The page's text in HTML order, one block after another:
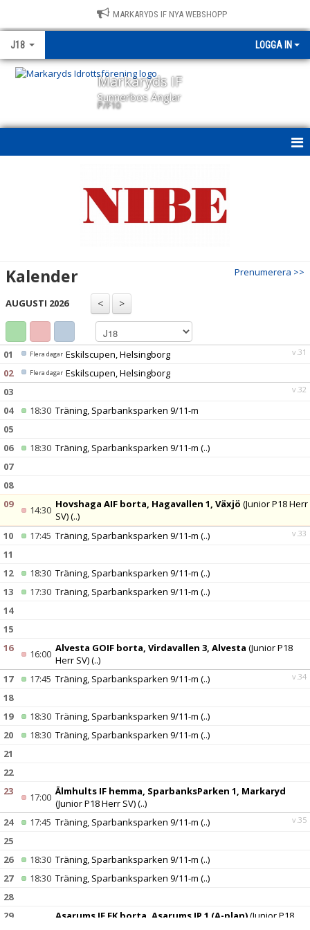
MARKARYDS IF NYA WEBSHOPP
J18 LOGGA IN
Markaryds IF
Sunnerbos Änglar
P/F10
MATCHER
BILDGALLERI
DOKUMENT
Prenumerera >>
Kalender
AUGUSTI 2026
v.31
01 Flera dagar Eskilscupen, Helsingborg
02
Flera dagar Eskilscupen, Helsingborg
v.32
03
04
18:30 Träning, Sparbanksparken 9/11-m
05
06
18:30 Träning, Sparbanksparken 9/11-m (..)
07
08
09
14:30 Hovshaga AIF borta, Hagavallen 1, Växjö (Junior P18 Herr
SV)(..)
v.33
10 17:45 Träning, Sparbanksparken 9/11-m (..)
11
12
18:30 Träning, Sparbanksparken 9/11-m (..)
13
17:30 Träning, Sparbanksparken 9/11-m (..)
14
15
16
16:00 Alvesta GOIF borta, Virdavallen 3, Alvesta (Junior P18
Herr SV)(..)
v.34
17 17:45 Träning, Sparbanksparken 9/11-m (..)
18
19
18:30 Träning, Sparbanksparken 9/11-m (..)
20
18:30 Träning, Sparbanksparken 9/11-m (..)
21
22
23
17:00Älmhults IF hemma, SparbanksParken 1, Markaryd
(Junior P18 Herr SV)(..)
v.35
24 17:45 Träning, Sparbanksparken 9/11-m (..)
25
26
18:30 Träning, Sparbanksparken 9/11-m (..)
27
18:30 Träning, Sparbanksparken 9/11-m (..)
28
29
Asarums IF FK borta, Asarums IP 1 (A-plan)(Junior P18